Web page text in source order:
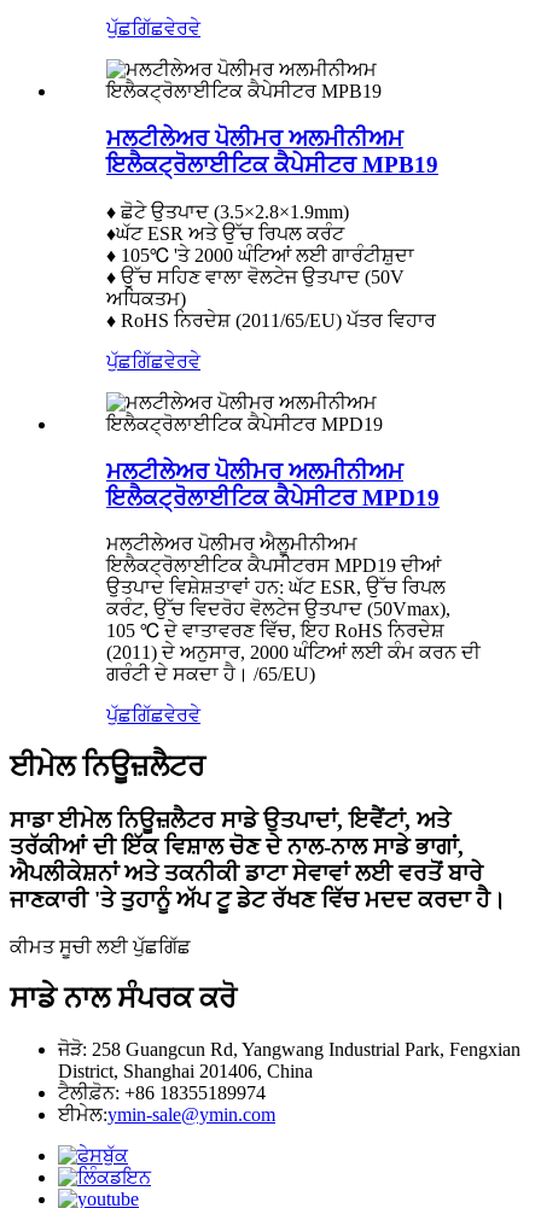
ਪੁੱਛਗਿੱਛਵੇਰਵੇ
ਮਲਟੀਲੇਅਰ ਪੋਲੀਮਰ ਅਲਮੀਨੀਅਮ
ਇਲੈਕਟ੍ਰੋਲਾਈਟਿਕ ਕੈਪੇਸੀਟਰ MPB19
♦ ਛੋਟੇ ਉਤਪਾਦ (3.5×2.8×1.9mm)
♦ਘੱਟ ESR ਅਤੇ ਉੱਚ ਰਿਪਲ ਕਰੰਟ
♦ 105℃ 'ਤੇ 2000 ਘੰਟਿਆਂ ਲਈ ਗਾਰੰਟੀਸ਼ੁਦਾ
♦ ਉੱਚ ਸਹਿਣ ਵਾਲਾ ਵੋਲਟੇਜ ਉਤਪਾਦ (50V
ਅਧਿਕਤਮ)
♦ RoHS ਨਿਰਦੇਸ਼ (2011/65/EU) ਪੱਤਰ ਵਿਹਾਰ
ਪੁੱਛਗਿੱਛਵੇਰਵੇ
ਮਲਟੀਲੇਅਰ ਪੋਲੀਮਰ ਅਲਮੀਨੀਅਮ
ਇਲੈਕਟ੍ਰੋਲਾਈਟਿਕ ਕੈਪੇਸੀਟਰ MPD19
ਮਲਟੀਲੇਅਰ ਪੋਲੀਮਰ ਐਲੂਮੀਨੀਅਮ
ਇਲੈਕਟ੍ਰੋਲਾਈਟਿਕ ਕੈਪਸੀਟਰਸ MPD19 ਦੀਆਂ
ਉਤਪਾਦ ਵਿਸ਼ੇਸ਼ਤਾਵਾਂ ਹਨ: ਘੱਟ ESR, ਉੱਚ ਰਿਪਲ
ਕਰੰਟ, ਉੱਚ ਵਿਦਰੋਹ ਵੋਲਟੇਜ ਉਤਪਾਦ (50Vmax),
105 ℃ ਦੇ ਵਾਤਾਵਰਣ ਵਿੱਚ, ਇਹ RoHS ਨਿਰਦੇਸ਼
(2011) ਦੇ ਅਨੁਸਾਰ, 2000 ਘੰਟਿਆਂ ਲਈ ਕੰਮ ਕਰਨ ਦੀ
ਗਰੰਟੀ ਦੇ ਸਕਦਾ ਹੈ। /65/EU)
ਪੁੱਛਗਿੱਛਵੇਰਵੇ
ਈਮੇਲ ਨਿਊਜ਼ਲੈਟਰ
ਸਾਡਾ ਈਮੇਲ ਨਿਊਜ਼ਲੈਟਰ ਸਾਡੇ ਉਤਪਾਦਾਂ, ਇਵੈਂਟਾਂ, ਅਤੇ
ਤਰੱਕੀਆਂ ਦੀ ਇੱਕ ਵਿਸ਼ਾਲ ਚੋਣ ਦੇ ਨਾਲ-ਨਾਲ ਸਾਡੇ ਭਾਗਾਂ,
ਐਪਲੀਕੇਸ਼ਨਾਂ ਅਤੇ ਤਕਨੀਕੀ ਡਾਟਾ ਸੇਵਾਵਾਂ ਲਈ ਵਰਤੋਂ ਬਾਰੇ
ਜਾਣਕਾਰੀ 'ਤੇ ਤੁਹਾਨੂੰ ਅੱਪ ਟੂ ਡੇਟ ਰੱਖਣ ਵਿੱਚ ਮਦਦ ਕਰਦਾ ਹੈ।
ਕੀਮਤ ਸੂਚੀ ਲਈ ਪੁੱਛਗਿੱਛ
ਸਾਡੇ ਨਾਲ ਸੰਪਰਕ ਕਰੋ
ਜੋੜੋ: 258 Guangcun Rd, Yangwang Industrial Park, Fengxian
District, Shanghai 201406, China
ਟੈਲੀਫ਼ੋਨ: +86 18355189974
ਈਮੇਲ:ymin-sale@ymin.com